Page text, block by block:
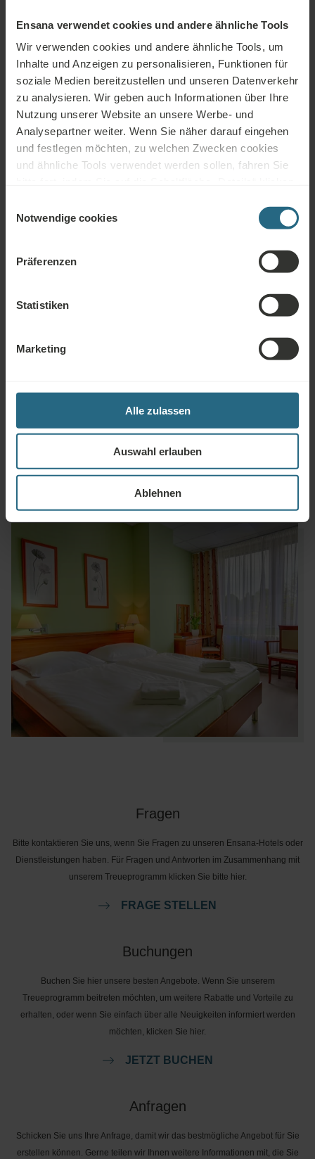
Ensana verwendet cookies und andere ähnliche Tools
Wir verwenden cookies und andere ähnliche Tools, um
Inhalte und Anzeigen zu personalisieren, Funktionen für
soziale Medien bereitzustellen und unseren Datenverkehr
zu analysieren. Wir geben auch Informationen über Ihre
Nutzung unserer Website an unsere Werbe- und
Analysepartner weiter. Wenn Sie näher darauf eingehen
und festlegen möchten, zu welchen Zwecken cookies
und ähnliche Tools verwendet werden sollen, fahren Sie
Schaltfläche „Alle aktivieren“ fort.
Notwendige cookies
Präferenzen
Statistiken
Marketing
Alle zulassen
Auswahl erlauben
Ablehnen
Dusche
Ein Waschbecken
WC im Badezimmer
Kostenfreie Toilettenartikel
Schuhputzzeug
Haartrockner
Wasser bei Ankunft
Fragen
Bitte kontaktieren Sie uns, wenn Sie Fragen zu unseren Ensana-Hotels oder
Dienstleistungen haben. Für Fragen und Antworten im Zusammenhang mit
unserem Treueprogramm klicken Sie bitte hier.
FRAGE STELLEN
Buchungen
Buchen Sie hier unsere besten Angebote. Wenn Sie unserem
Treueprogramm beitreten möchten, um weitere Rabatte und Vorteile zu
erhalten, oder wenn Sie einfach über alle Neuigkeiten informiert werden
möchten, klicken Sie hier.
JETZT BUCHEN
Anfragen
Schicken Sie uns Ihre Anfrage, damit wir das bestmögliche Angebot für Sie
erstellen können. Gerne teilen wir Ihnen weitere Informationen mit, die Sie